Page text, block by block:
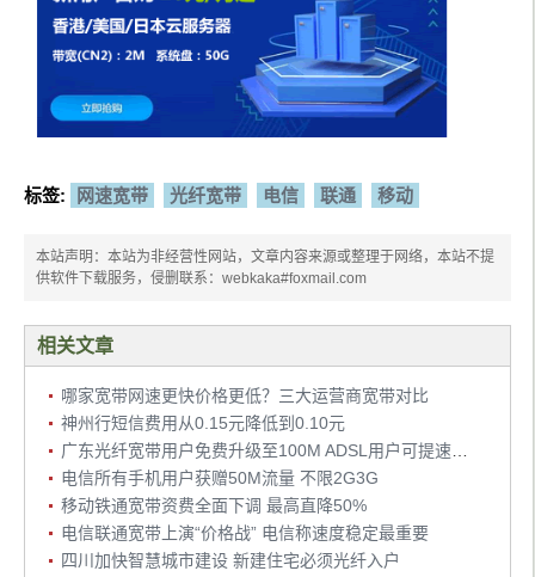
标签: 网速宽带 光纤宽带 电信 联通 移动
本站声明：本站为非经营性网站，文章内容来源或整理于网络，本站不提
供软件下载服务，侵删联系：webkaka#foxmail.com
相关文章
哪家宽带网速更快价格更低？三大运营商宽带对比
神州行短信费用从0.15元降低到0.10元
广东光纤宽带用户免费升级至100M ADSL用户可提速至12M
电信所有手机用户获赠50M流量 不限2G3G
移动铁通宽带资费全面下调 最高直降50%
电信联通宽带上演“价格战” 电信称速度稳定最重要
四川加快智慧城市建设 新建住宅必须光纤入户